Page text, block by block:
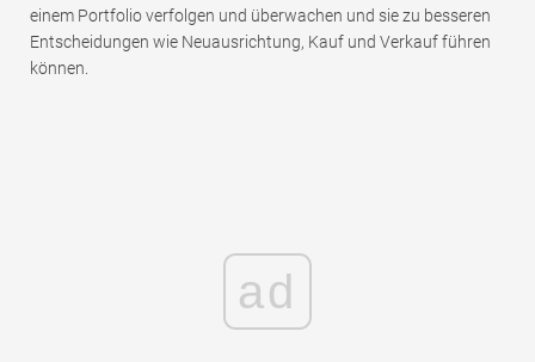
einem Portfolio verfolgen und überwachen und sie zu besseren
Entscheidungen wie Neuausrichtung, Kauf und Verkauf führen
können.
ad